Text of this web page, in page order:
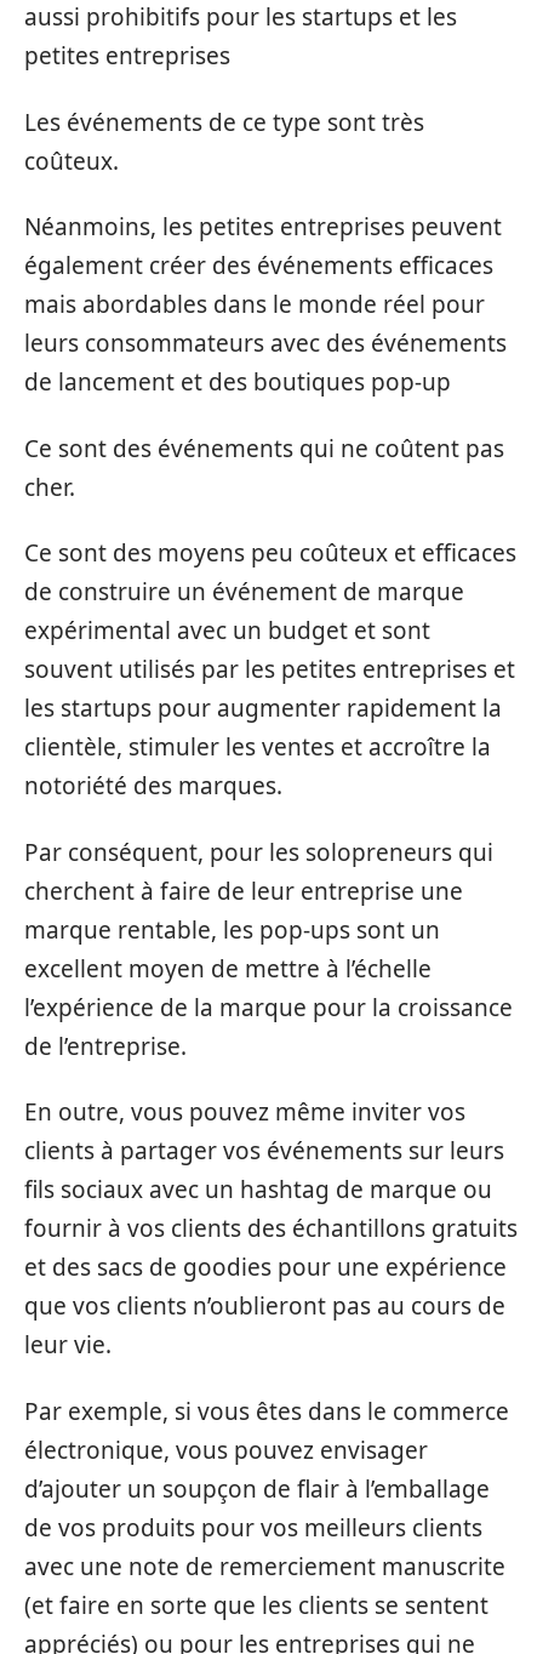
aussi prohibitifs pour les startups et les
petites entreprises
Les événements de ce type sont très
coûteux.
Néanmoins, les petites entreprises peuvent
également créer des événements efficaces
mais abordables dans le monde réel pour
leurs consommateurs avec des événements
de lancement et des boutiques pop-up
Ce sont des événements qui ne coûtent pas
cher.
Ce sont des moyens peu coûteux et efficaces
de construire un événement de marque
expérimental avec un budget et sont
souvent utilisés par les petites entreprises et
les startups pour augmenter rapidement la
clientèle, stimuler les ventes et accroître la
notoriété des marques.
Par conséquent, pour les solopreneurs qui
cherchent à faire de leur entreprise une
marque rentable, les pop-ups sont un
excellent moyen de mettre à l’échelle
l’expérience de la marque pour la croissance
de l’entreprise.
En outre, vous pouvez même inviter vos
clients à partager vos événements sur leurs
fils sociaux avec un hashtag de marque ou
fournir à vos clients des échantillons gratuits
et des sacs de goodies pour une expérience
que vos clients n’oublieront pas au cours de
leur vie.
Par exemple, si vous êtes dans le commerce
électronique, vous pouvez envisager
d’ajouter un soupçon de flair à l’emballage
de vos produits pour vos meilleurs clients
avec une note de remerciement manuscrite
(et faire en sorte que les clients se sentent
appréciés) ou pour les entreprises qui ne